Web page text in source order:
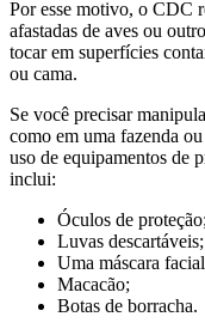
Por esse motivo, o CDC
afastadas de aves ou
tocar em superfícies
ou cama.
Se você precisar
como em uma fazenda
uso de equipamentos de
inclui:
Óculos de proteção;
Luvas descartáveis;
Uma máscara
Macacão;
Botas de borracha.